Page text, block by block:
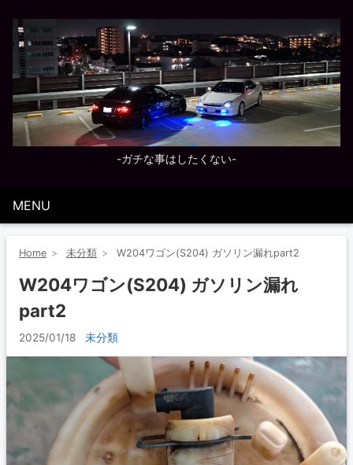
-ガチな事はしたくない-
MENU
Home 未分類 W204ワゴン(S204) ガソリン漏れpart2
W204ワゴン(S204) ガソリン漏れ
part2
2025/01/18 未分類